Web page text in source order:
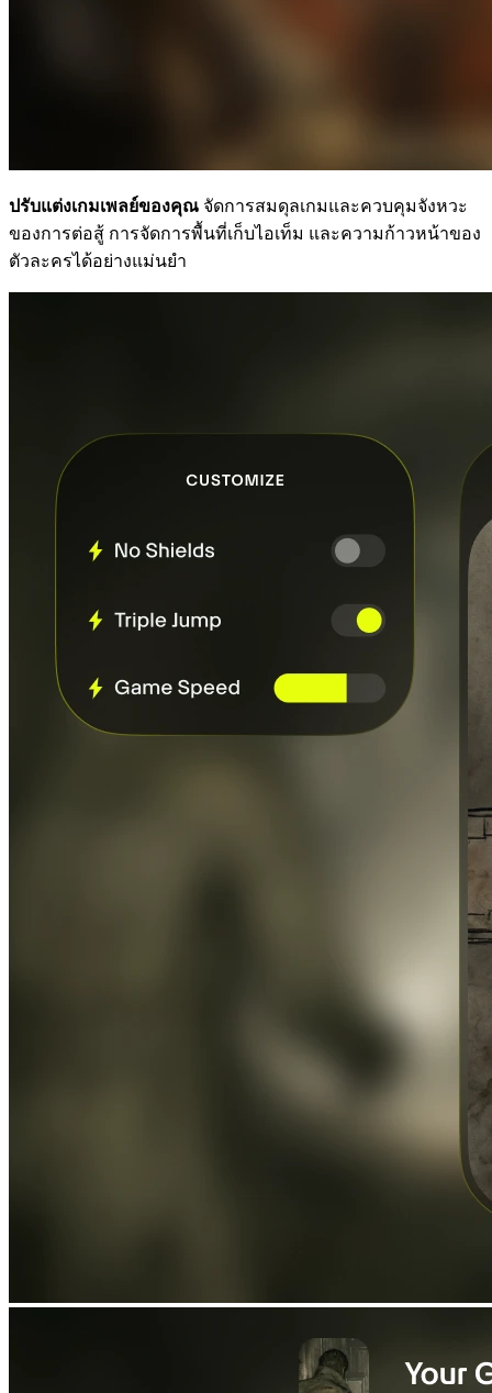
ปรับแต่งเกมเพลย์ของคุณ จัดการสมดุลเกมและควบคุมจังหวะ
ของการต่อสู้ การจัดการพื้นที่เก็บไอเท็ม และความก้าวหน้าของ
ตัวละครได้อย่างแม่นยำ